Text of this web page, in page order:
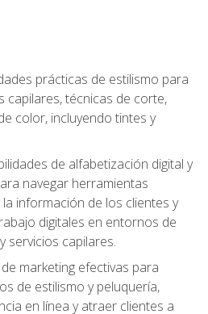
prácticas de estilismo para
capilares, técnicas de corte,
color, incluyendo tintes y
de alfabetización digital y
navegar herramientas
información de los clientes y
digitales en entornos de
servicios capilares.
marketing efectivas para
de estilismo y peluquería,
en línea y atraer clientes a